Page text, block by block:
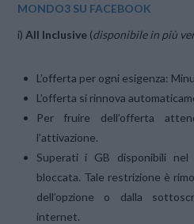
MONDO3 SU FACEBOOK
i) All Inclusive (disponibile in più
L’offerta per ogni esigenza:
L’offerta si rinnova
Per fruire dell’offerta
l’attivazione.
Superati i GB disponibili nel
bloccata. Tale restrizione è
dell’opzione o dalla
internet.